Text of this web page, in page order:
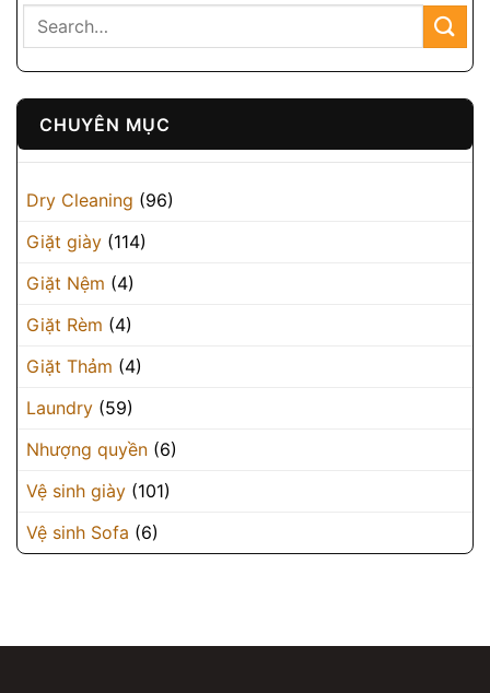
CHUYÊN MỤC
Dry Cleaning (96)
Giặt giày (114)
Giặt Nệm (4)
Giặt Rèm (4)
Giặt Thảm (4)
Laundry (59)
Nhượng quyền (6)
Vệ sinh giày (101)
Vệ sinh Sofa (6)